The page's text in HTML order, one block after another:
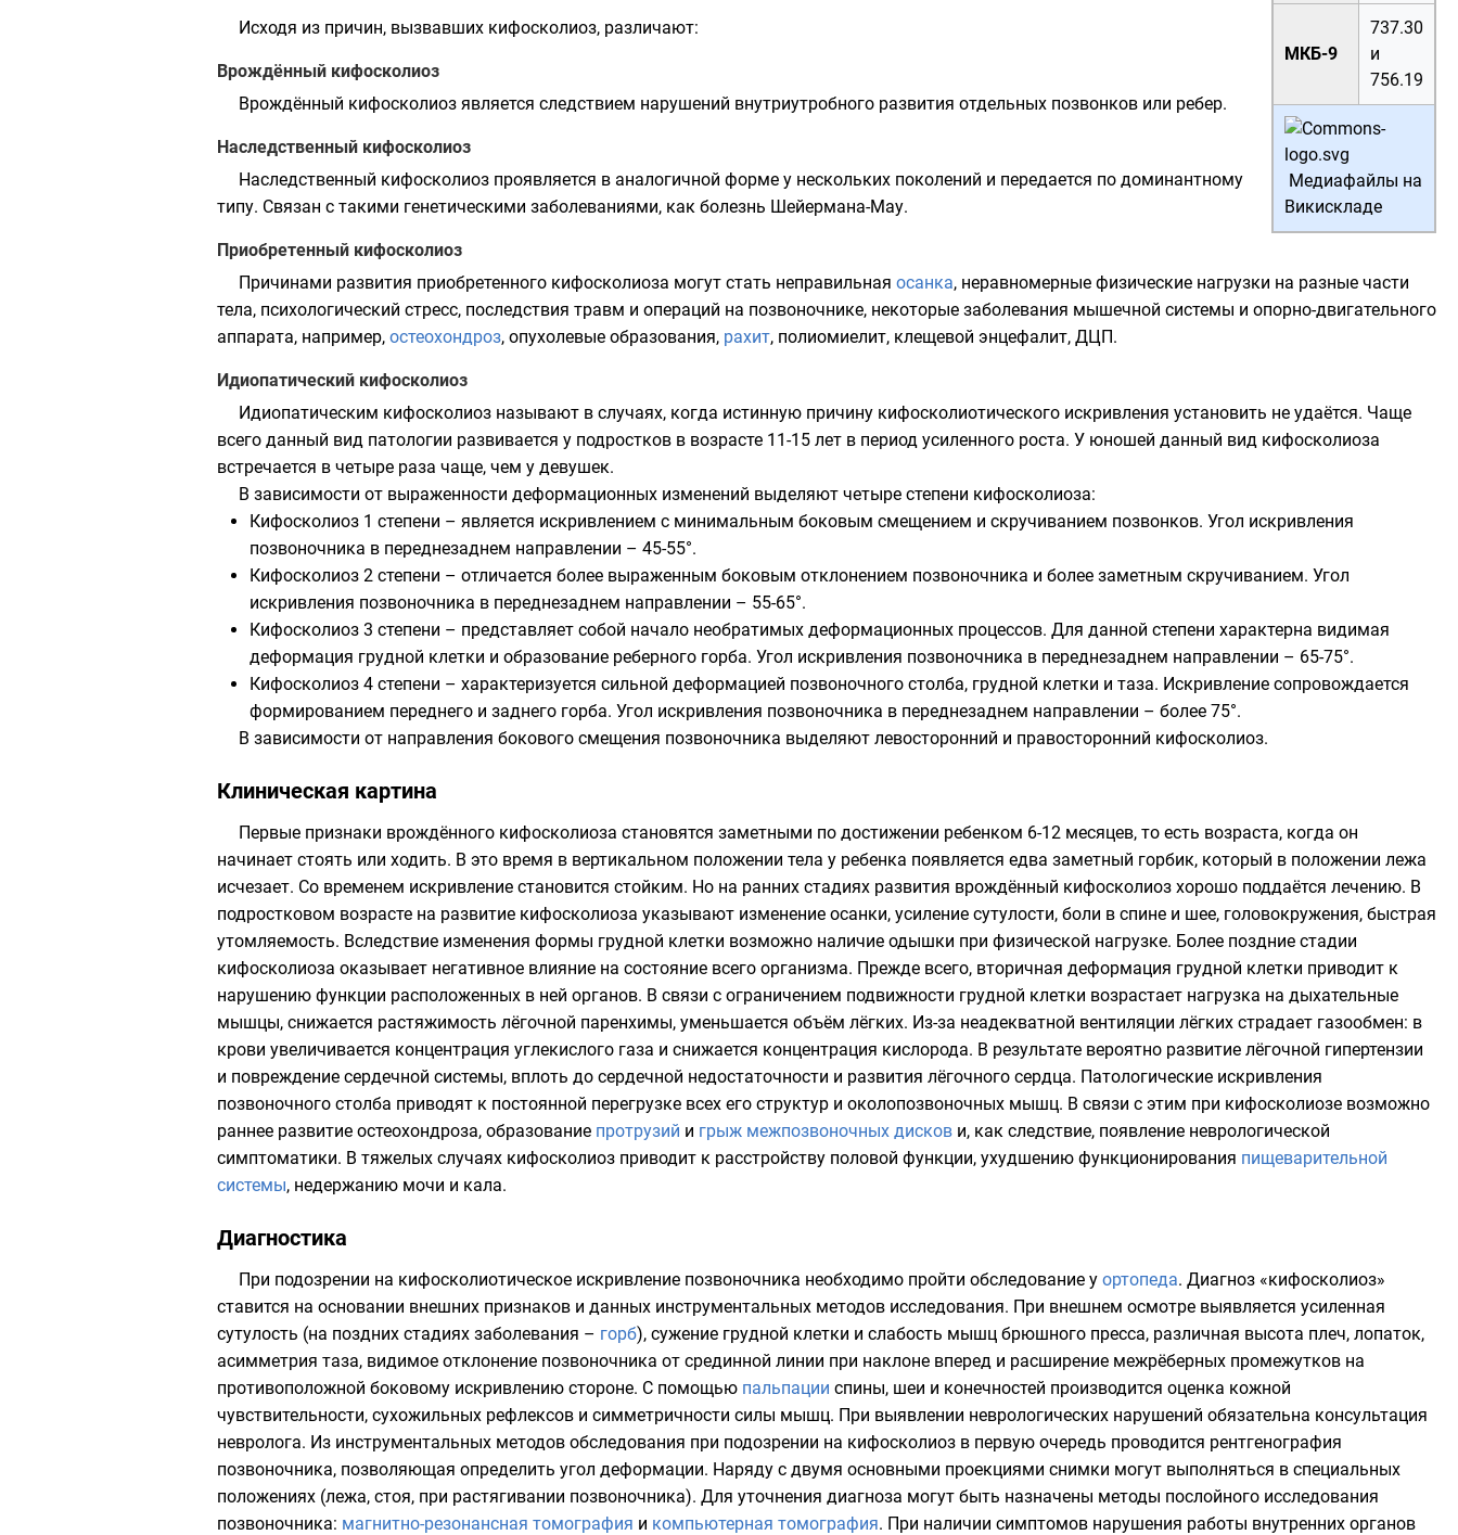
МКБ-9
737.30
и
756.19
Медиафайлы на
Викискладе
Исходя из причин, вызвавших кифосколиоз, различают:
Врождённый кифосколиоз
Врождённый кифосколиоз является следствием нарушений внутриутробного развития отдельных позвонков или ребер.
Наследственный кифосколиоз
Наследственный кифосколиоз проявляется в аналогичной форме у нескольких поколений и передается по доминантному
типу. Связан с такими генетическими заболеваниями, как болезнь Шейермана-Мау.
Приобретенный кифосколиоз
Причинами развития приобретенного кифосколиоза могут стать неправильная осанка, неравномерные физические нагрузки на разные части
тела, психологический стресс, последствия травм и операций на позвоночнике, некоторые заболевания мышечной системы и опорно-двигательного
аппарата, например, остеохондроз, опухолевые образования, рахит, полиомиелит, клещевой энцефалит, ДЦП.
Идиопатический кифосколиоз
Идиопатическим кифосколиоз называют в случаях, когда истинную причину кифосколиотического искривления установить не удаётся. Чаще
всего данный вид патологии развивается у подростков в возрасте 11-15 лет в период усиленного роста. У юношей данный вид кифосколиоза
встречается в четыре раза чаще, чем у девушек.
В зависимости от выраженности деформационных изменений выделяют четыре степени кифосколиоза:
Кифосколиоз 1 степени – является искривлением с минимальным боковым смещением и скручиванием позвонков. Угол искривления
позвоночника в переднезаднем направлении – 45-55°.
Кифосколиоз 2 степени – отличается более выраженным боковым отклонением позвоночника и более заметным скручиванием. Угол
искривления позвоночника в переднезаднем направлении – 55-65°.
Кифосколиоз 3 степени – представляет собой начало необратимых деформационных процессов. Для данной степени характерна видимая
деформация грудной клетки и образование реберного горба. Угол искривления позвоночника в переднезаднем направлении – 65-75°.
Кифосколиоз 4 степени – характеризуется сильной деформацией позвоночного столба, грудной клетки и таза. Искривление сопровождается
формированием переднего и заднего горба. Угол искривления позвоночника в переднезаднем направлении – более 75°.
В зависимости от направления бокового смещения позвоночника выделяют левосторонний и правосторонний кифосколиоз.
Клиническая картина
Первые признаки врождённого кифосколиоза становятся заметными по достижении ребенком 6-12 месяцев, то есть возраста, когда он
начинает стоять или ходить. В это время в вертикальном положении тела у ребенка появляется едва заметный горбик, который в положении лежа
исчезает. Со временем искривление становится стойким. Но на ранних стадиях развития врождённый кифосколиоз хорошо поддаётся лечению. В
подростковом возрасте на развитие кифосколиоза указывают изменение осанки, усиление сутулости, боли в спине и шее, головокружения, быстрая
утомляемость. Вследствие изменения формы грудной клетки возможно наличие одышки при физической нагрузке. Более поздние стадии
кифосколиоза оказывает негативное влияние на состояние всего организма. Прежде всего, вторичная деформация грудной клетки приводит к
нарушению функции расположенных в ней органов. В связи с ограничением подвижности грудной клетки возрастает нагрузка на дыхательные
мышцы, снижается растяжимость лёгочной паренхимы, уменьшается объём лёгких. Из-за неадекватной вентиляции лёгких страдает газообмен: в
крови увеличивается концентрация углекислого газа и снижается концентрация кислорода. В результате вероятно развитие лёгочной гипертензии
и повреждение сердечной системы, вплоть до сердечной недостаточности и развития лёгочного сердца. Патологические искривления
позвоночного столба приводят к постоянной перегрузке всех его структур и околопозвоночных мышц. В связи с этим при кифосколиозе возможно
раннее развитие остеохондроза, образование протрузий и грыж межпозвоночных дисков и, как следствие, появление неврологической
симптоматики. В тяжелых случаях кифосколиоз приводит к расстройству половой функции, ухудшению функционирования пищеварительной
системы, недержанию мочи и кала.
Диагностика
При подозрении на кифосколиотическое искривление позвоночника необходимо пройти обследование у ортопеда. Диагноз «кифосколиоз»
ставится на основании внешних признаков и данных инструментальных методов исследования. При внешнем осмотре выявляется усиленная
сутулость (на поздних стадиях заболевания – горб), сужение грудной клетки и слабость мышц брюшного пресса, различная высота плеч, лопаток,
асимметрия таза, видимое отклонение позвоночника от срединной линии при наклоне вперед и расширение межрёберных промежутков на
противоположной боковому искривлению стороне. С помощью пальпации спины, шеи и конечностей производится оценка кожной
чувствительности, сухожильных рефлексов и симметричности силы мышц. При выявлении неврологических нарушений обязательна консультация
невролога. Из инструментальных методов обследования при подозрении на кифосколиоз в первую очередь проводится рентгенография
позвоночника, позволяющая определить угол деформации. Наряду с двумя основными проекциями снимки могут выполняться в специальных
положениях (лежа, стоя, при растягивании позвоночника). Для уточнения диагноза могут быть назначены методы послойного исследования
позвоночника: магнитно-резонансная томография и компьютерная томография. При наличии симптомов нарушения работы внутренних органов